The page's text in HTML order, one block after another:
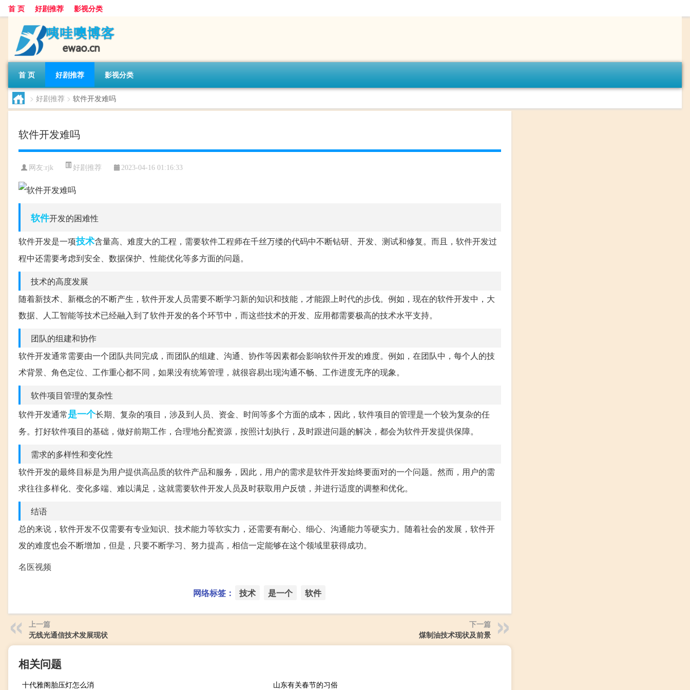
首 页 好剧推荐 影视分类
首 页 好剧推荐 影视分类
> 好剧推荐 > 软件开发难吗
软件开发难吗
网友:rjk 好剧推荐 2023-04-16 01:16:33
软件开发的困难性
软件开发是一项技术含量高、难度大的工程，需要软件工程师在千丝万缕的代码中不断钻研、开发、测试和修复。而且，软件开发过
程中还需要考虑到安全、数据保护、性能优化等多方面的问题。
技术的高度发展
随着新技术、新概念的不断产生，软件开发人员需要不断学习新的知识和技能，才能跟上时代的步伐。例如，现在的软件开发中，大
数据、人工智能等技术已经融入到了软件开发的各个环节中，而这些技术的开发、应用都需要极高的技术水平支持。
团队的组建和协作
软件开发通常需要由一个团队共同完成，而团队的组建、沟通、协作等因素都会影响软件开发的难度。例如，在团队中，每个人的技
术背景、角色定位、工作重心都不同，如果没有统筹管理，就很容易出现沟通不畅、工作进度无序的现象。
软件项目管理的复杂性
软件开发通常是一个长期、复杂的项目，涉及到人员、资金、时间等多个方面的成本，因此，软件项目的管理是一个较为复杂的任
务。打好软件项目的基础，做好前期工作，合理地分配资源，按照计划执行，及时跟进问题的解决，都会为软件开发提供保障。
需求的多样性和变化性
软件开发的最终目标是为用户提供高品质的软件产品和服务，因此，用户的需求是软件开发始终要面对的一个问题。然而，用户的需
求往往多样化、变化多端、难以满足，这就需要软件开发人员及时获取用户反馈，并进行适度的调整和优化。
结语
总的来说，软件开发不仅需要有专业知识、技术能力等软实力，还需要有耐心、细心、沟通能力等硬实力。随着社会的发展，软件开
发的难度也会不断增加，但是，只要不断学习、努力提高，相信一定能够在这个领域里获得成功。
名医视频
网络标签： 技术 是一个 软件
上一篇
无线光通信技术发展现状
下一篇
煤制油技术现状及前景
相关问题
十代雅阁胎压灯怎么消 山东有关春节的习俗